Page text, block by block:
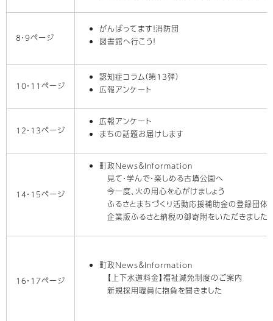
8・9ページ
がんばってます！消防団
図書館へ行こう！
10・11ページ
認知症コラム（第13弾）
広報アンケート
12・13ページ
広報アンケート
まちの話題お届けします
14・15ページ
町政News＆Information
見て・学んで・楽しめる古墳公園へ
今一度、火の用心を心がけましょう
ふるさとまちづくり活動応援補助金の登録団体
企業版ふるさと納税の御寄附をいただきました
16・17ページ
町政News＆Information
【上下水道料金】福祉減免制度のご案内
新規採用職員に抱負を聞きました